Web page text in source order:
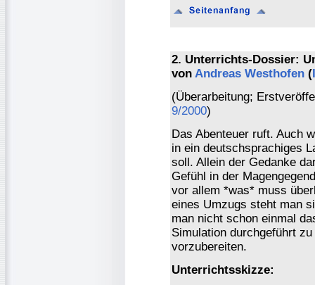
2. Unterrichts-Dossier:
von Andreas Westhofen (
(Überarbeitung;
9/2000)
Das Abenteuer ruft. Auch
in ein deutschsprachiges
soll. Allein der Gedanke
Gefühl in der
vor allem *was* muss
eines Umzugs steht man
man nicht schon einmal
Simulation durchgeführt
vorzubereiten.
Unterrichtsskizze: